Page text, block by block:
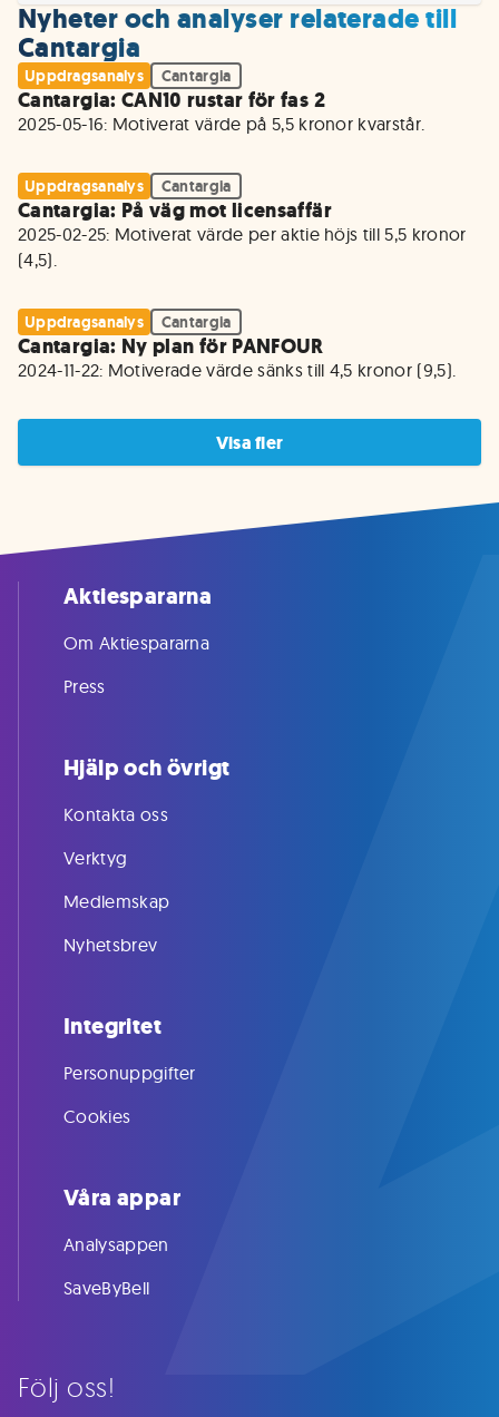
Nyheter och analyser relaterade till
Cantargia
Uppdragsanalys Cantargia
Cantargia: CAN10 rustar för fas 2
2025-05-16: Motiverat värde på 5,5 kronor kvarstår.
Uppdragsanalys Cantargia
Cantargia: På väg mot licensaffär
2025-02-25: Motiverat värde per aktie höjs till 5,5 kronor
(4,5).
Uppdragsanalys Cantargia
Cantargia: Ny plan för PANFOUR
2024-11-22: Motiverade värde sänks till 4,5 kronor (9,5).
Visa fler
Följ oss!
Aktiespararna
Om Aktiespararna
Press
Hjälp och övrigt
Kontakta oss
Verktyg
Medlemskap
Nyhetsbrev
Integritet
Personuppgifter
Cookies
Våra appar
Analysappen
SaveByBell